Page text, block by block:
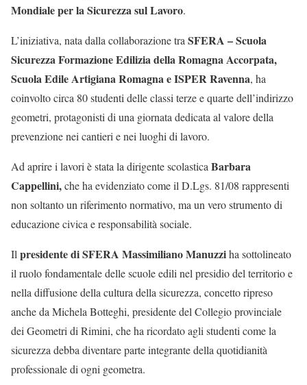
Mondiale per la Sicurezza sul Lavoro.
L’iniziativa, nata dalla collaborazione traSFERA – Scuola
Sicurezza Formazione Edilizia della Romagna Accorpata,
Scuola Edile Artigiana Romagna e ISPER Ravenna, ha
coinvolto circa 80 studenti delle classi terze e quarte dell’indirizzo
geometri, protagonisti di una giornata dedicata al valore della
prevenzione nei cantieri e nei luoghi di lavoro.
Ad aprire i lavori è stata la dirigente scolasticaBarbara
Cappellini,che ha evidenziato come il D.Lgs. 81/08 rappresenti
non soltanto un riferimento normativo, ma un vero strumento di
educazione civica e responsabilità sociale.
Ilpresidente di SFERA Massimiliano Manuzziha sottolineato
il ruolo fondamentale delle scuole edili nel presidio del territorio e
nella diffusione della cultura della sicurezza, concetto ripreso
anche da Michela Botteghi, presidente del Collegio provinciale
dei Geometri di Rimini, che ha ricordato agli studenti come la
sicurezza debba diventare parte integrante della quotidianità
professionale di ogni geometra.